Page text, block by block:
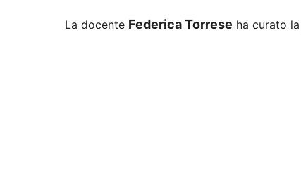
La docente Federica Torrese ha curato la